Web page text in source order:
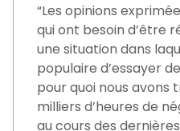
“Les opinions
qui ont besoin d’être
une situation dans
populaire d’essayer
pour quoi nous avons
milliers d’heures de
au cours des